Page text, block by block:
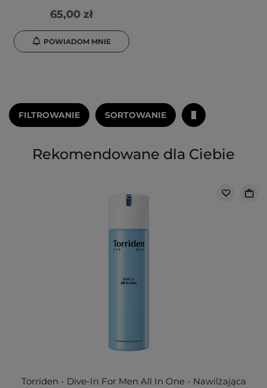
65,00 zł
POWIADOM MNIE
FILTROWANIE SORTOWANIE
Rekomendowane dla Ciebie
Torriden - Dive-In For Men All In One - Nawilżająca